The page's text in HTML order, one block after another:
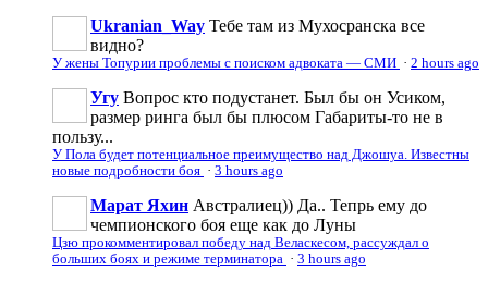
Ukranian_Way Тебе там из Мухосранска все
видно?
У жены Топурии проблемы с поиском адвоката — СМИ · 2 hours ago
Угу Вопрос кто подустанет. Был бы он Усиком,
размер ринга был бы плюсом Габариты-то не в
пользу...
У Пола будет потенциальное преимущество над Джошуа. Известны
новые подробности боя · 3 hours ago
Марат Яхин Австралиец)) Да.. Тепрь ему до
чемпионского боя еще как до Луны
Цзю прокомментировал победу над Веласкесом, рассуждал о
больших боях и режиме терминатора · 3 hours ago